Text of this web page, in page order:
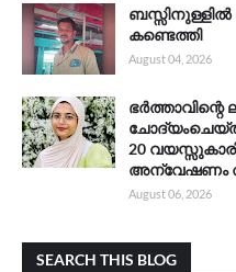
ബസ്സിനുള്ളിൽ
കണ്ടെത്തി
August 04, 2026
20
അന്വേഷണം
August 06, 2026
SEARCH THIS BLOG